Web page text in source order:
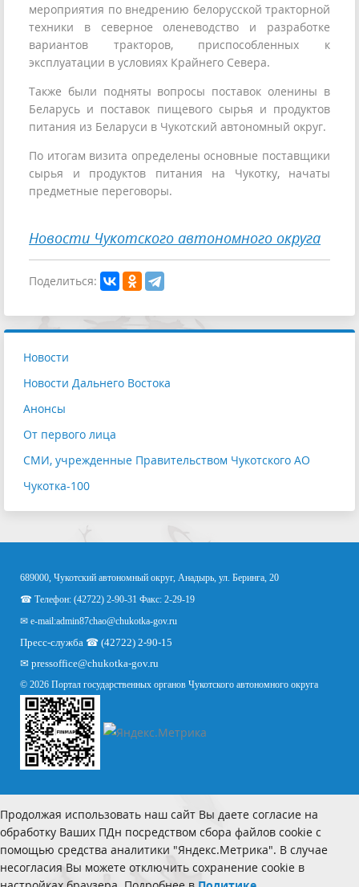
мероприятия по внедрению белорусской тракторной
техники в северное оленеводство и разработке
вариантов тракторов, приспособленных к
эксплуатации в условиях Крайнего Севера.
Также были подняты вопросы поставок оленины в
Беларусь и поставок пищевого сырья и продуктов
питания из Беларуси в Чукотский автономный округ.
По итогам визита определены основные поставщики
сырья и продуктов питания на Чукотку, начаты
предметные переговоры.
Новости Чукотского автономного округа
Поделиться:
Новости
Новости Дальнего Востока
Анонсы
От первого лица
СМИ, учрежденные Правительством Чукотского АО
Чукотка-100
689000, Чукотский автономный округ, Анадырь, ул. Беринга, 20
☎ Телефон: (42722) 2-90-31 Факс: 2-29-19
✉ e-mail:admin87chao@chukotka-gov.ru
Пресс-служба ☎ (42722) 2-90-15
✉ pressoffice@chukotka-gov.ru
© 2026 Портал государственных органов Чукотского автономного округа
Продолжая использовать наш сайт Вы даете согласие на
обработку Ваших ПДн посредством сбора файлов cookie с
помощью средства аналитики "Яндекс.Метрика". В случае
несогласия Вы можете отключить сохранение cookie в